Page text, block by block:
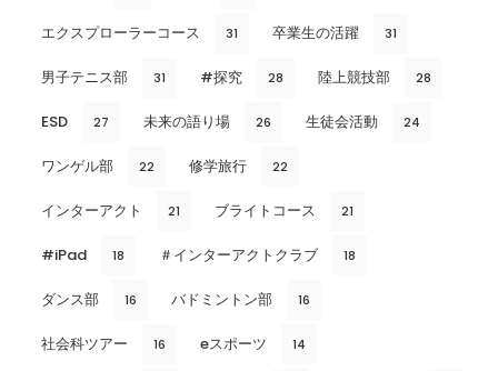
エクスプローラーコース 31 卒業生の活躍 31
男子テニス部 31 #探究 28 陸上競技部 28
ESD 27 未来の語り場 26 生徒会活動 24
ワンゲル部 22 修学旅行 22
インターアクト 21 ブライトコース 21
#iPad 18 ＃インターアクトクラブ 18
ダンス部 16 バドミントン部 16
社会科ツアー 16 eスポーツ 14